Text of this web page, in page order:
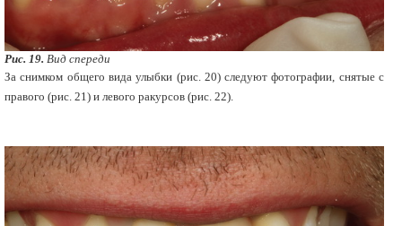
Рис. 19. Вид спереди
За снимком общего вида улыбки (рис. 20) следуют фотографии, снятые с
правого (рис. 21) и левого ракурсов (рис. 22).